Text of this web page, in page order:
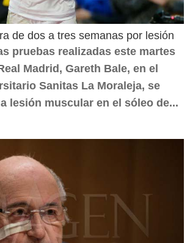
de dos a tres semanas por lesión
pruebas realizadas este martes
Madrid, Gareth Bale, en el
Sanitas La Moraleja, se
lesión muscular en el sóleo de...